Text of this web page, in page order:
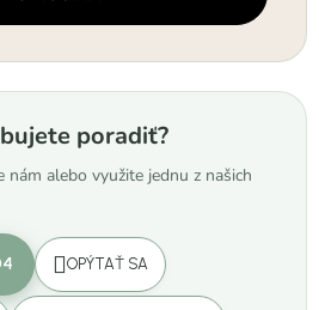
poradiť?
nám alebo využite jednu z našich
OPÝTAŤ SA